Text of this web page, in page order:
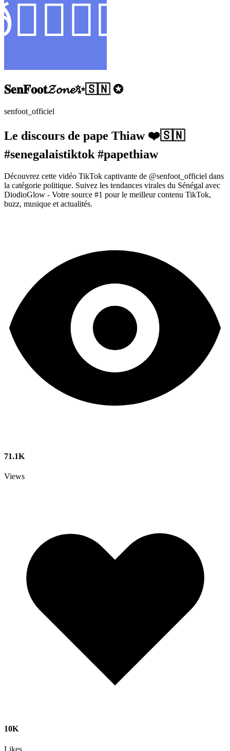
𝐒𝐞𝐧𝐅𝐨𝐨𝐭𝓩𝓸𝓷𝓮✨🇸🇳 ✪
senfoot_officiel
Le discours de pape Thiaw ❤️🇸🇳
#senegalaistiktok #papethiaw
Découvrez cette vidéo TikTok captivante de @senfoot_officiel dans
la catégorie politique. Suivez les tendances virales du Sénégal avec
DiodioGlow - Votre source #1 pour le meilleur contenu TikTok,
buzz, musique et actualités.
71.1K
Views
10K
Likes